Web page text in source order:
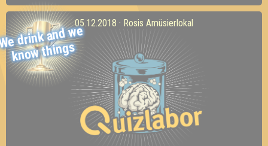
drink and
w things
05.12.2018 · Rosis Amüsierlokal